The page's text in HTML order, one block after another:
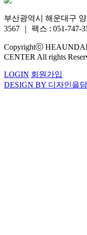
부산광역시 해운대구
3567
팩스 : 051-747-
Copyrightⓒ
CENTER All rights
LOGIN 회원가입
DESIGN BY 디자인을